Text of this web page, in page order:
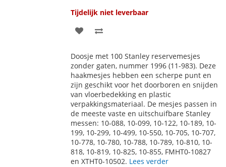
Tijdelijk niet leverbaar
VOEG
AAN
VERLANGLIJST
TE
VERGELIJKEN
Doosje met 100 Stanley reservemesjes
zonder gaten, nummer 1996 (11-983). Deze
haakmesjes hebben een scherpe punt en
zijn geschikt voor het doorboren en snijden
van vloerbedekking en plastic
verpakkingsmateriaal. De mesjes passen in
de meeste vaste en uitschuifbare Stanley
messen: 10-088, 10-099, 10-122, 10-189, 10-
199, 10-299, 10-499, 10-550, 10-705, 10-707,
10-778, 10-780, 10-788, 10-789, 10-810, 10-
818, 10-819, 10-825, 10-855, FMHT0-10827
en XTHT0-10502. Lees verder